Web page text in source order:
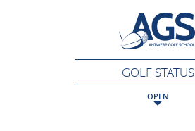
GOLF STATUS
OPEN